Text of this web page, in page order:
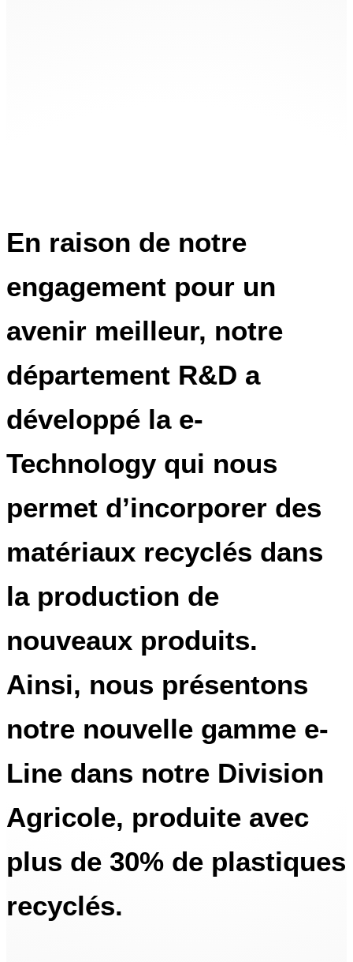
En raison de notre
engagement pour un
avenir meilleur, notre
département R&D a
développé la e-
Technologyqui nous
permet d’incorporer des
matériaux recyclés dans
la production de
nouveaux produits.
Ainsi, nous présentons
notre nouvelle gamme e-
Line dans notre Division
Agricole, produite avec
plus de 30% de plastiques
recyclés.